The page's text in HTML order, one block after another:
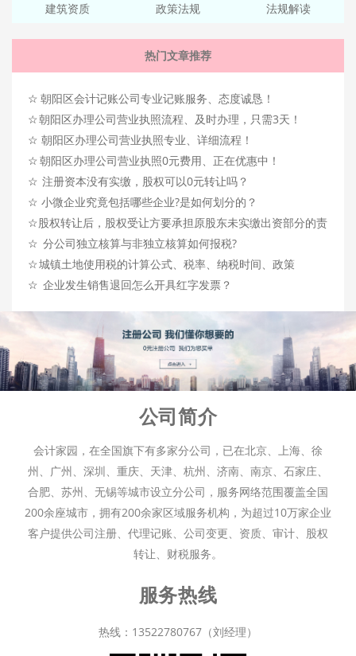
建筑资质
政策法规 法规解读
热门文章推荐
☆ 朝阳区会计记账公司专业记账服务、态度诚恳！
☆朝阳区办理公司营业执照流程、及时办理，只需3天！
☆ 朝阳区办理公司营业执照专业、详细流程！
☆ 朝阳区办理公司营业执照0元费用、正在优惠中！
☆ 注册资本没有实缴，股权可以0元转让吗？
☆ 小微企业究竟包括哪些企业?是如何划分的？
☆股权转让后，股权受让方要承担原股东未实缴出资部分的责
任吗？
☆ 分公司独立核算与非独立核算如何报税?
☆城镇土地使用税的计算公式、税率、纳税时间、政策
☆ 企业发生销售退回怎么开具红字发票？
公司简介
会计家园，在全国旗下有多家分公司，已在北京、上海、徐
州、广州、深圳、重庆、天津、杭州、济南、南京、石家庄、
合肥、苏州、无锡等城市设立分公司，服务网络范围覆盖全国
200余座城市，拥有200余家区域服务机构，为超过10万家企业
客户提供公司注册、代理记账、公司变更、资质、审计、股权
转让、财税服务。
服务热线
热线：13522780767（刘经理）